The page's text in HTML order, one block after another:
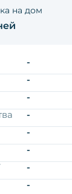
на дом
-
-
-
-
-
-
-
-